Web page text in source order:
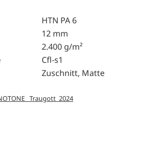
HTN PA 6
12 mm
2.400 g/m²
Cfl-s1
Zuschnitt, Matte
_Traugott_2024